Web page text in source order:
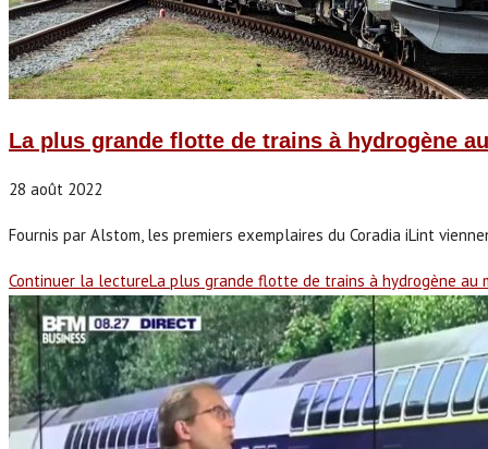
La plus grande flotte de trains à hydrogène
28 août 2022
Fournis par Alstom, les premiers exemplaires du Coradia iLint
Continuer la lectureLa plus grande flotte de trains à hydrogène au